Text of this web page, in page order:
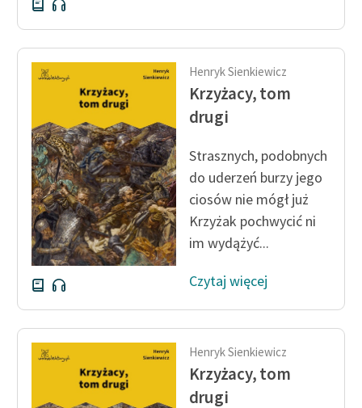
Feministyczne inspiracje.
skandynawskiej literatury
feministycznej
Ręce pełne poezji
Kolekcje edukacyjne
twórców przechodzących
do domeny publicznej,
lektur szkolnych oraz
Starego Testamentu
Odkurzamy bohaterów
Szkoła Poezji Wolnych
Lektur
O nas
Henryk Sienkiewicz
Krzyżacy, tom
drugi
Strasznych, podobnych
do uderzeń burzy jego
ciosów nie mógł już
Krzyżak pochwycić ni
im wydążyć...
Czytaj więcej
Henryk Sienkiewicz
Krzyżacy, tom
drugi